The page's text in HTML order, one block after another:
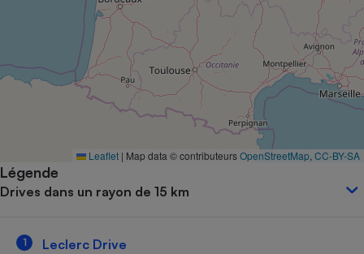
Leaflet | Map data © contributeursOpenStreetMap CC-BY-SA
Légende
Drives dans un rayon de 15 km
1 Leclerc Drive
Complément
alimentaire
Assurance emprunteur
Banque
Petit électroménager -
Matelas
Mutuelle